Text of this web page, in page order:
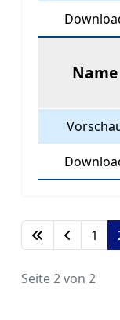
Name
1
Seite 2 von 2